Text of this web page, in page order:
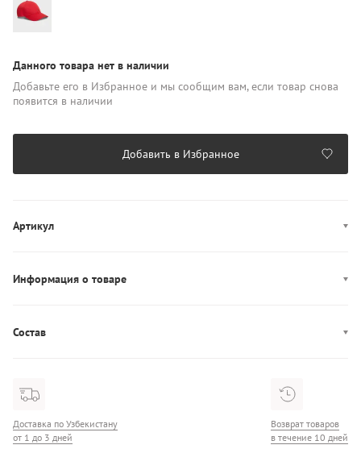
Данного товара нет в наличии
Добавьте его в Избранное и мы сообщим вам, если товар снова
появится в наличии
Добавить в Избранное
Артикул
Информация о товаре
Состав
Доставка по Узбекистану
от 1 до 3 дней
Возврат товаров
в течение 10 дней